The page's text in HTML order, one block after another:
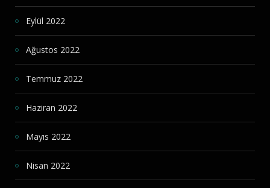
Eylül 2022
Ağustos 2022
Temmuz 2022
Haziran 2022
Mayıs 2022
Nisan 2022